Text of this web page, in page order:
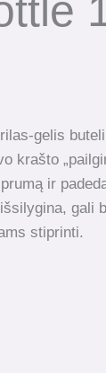
gelis
krašto
ir
gali
stiprinti.